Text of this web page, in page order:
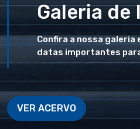
Galeria de
Confira a nossa galeria
datas importantes para
VER ACERVO